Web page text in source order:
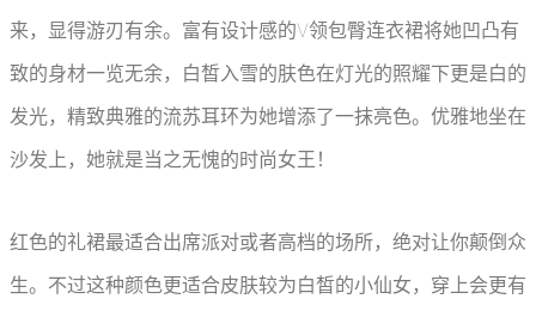
来，显得游刃有余。富有设计感的V领包臀连衣裙将她凹凸有
致的身材一览无余，白皙入雪的肤色在灯光的照耀下更是白的
发光，精致典雅的流苏耳环为她增添了一抹亮色。优雅地坐在
沙发上，她就是当之无愧的时尚女王！
红色的礼裙最适合出席派对或者高档的场所，绝对让你颠倒众
生。不过这种颜色更适合皮肤较为白皙的小仙女，穿上会更有